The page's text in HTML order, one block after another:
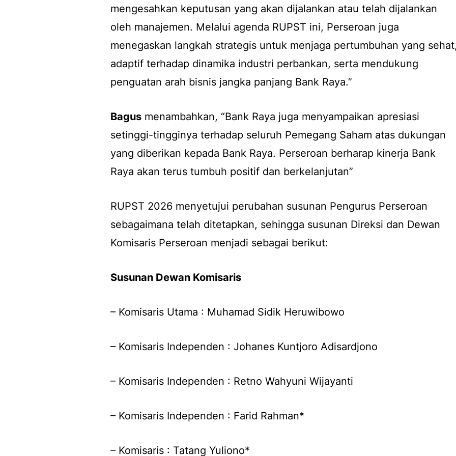
mengesahkan keputusan yang akan dijalankan atau telah dijalankan
oleh manajemen. Melalui agenda RUPST ini, Perseroan juga
menegaskan langkah strategis untuk menjaga pertumbuhan yang
adaptif terhadap dinamika industri perbankan, serta mendukung
penguatan arah bisnis jangka panjang Bank Raya.”
Bagus menambahkan, “Bank Raya juga menyampaikan apresiasi
setinggi-tingginya terhadap seluruh Pemegang Saham atas dukungan
yang diberikan kepada Bank Raya. Perseroan berharap kinerja Bank
Raya akan terus tumbuh positif dan berkelanjutan”
RUPST 2026 menyetujui perubahan susunan Pengurus Perseroan
sebagaimana telah ditetapkan, sehingga susunan Direksi dan Dewan
Komisaris Perseroan menjadi sebagai berikut:
Susunan Dewan Komisaris
– Komisaris Utama : Muhamad Sidik Heruwibowo
– Komisaris Independen : Johanes Kuntjoro Adisardjono
– Komisaris Independen : Retno Wahyuni Wijayanti
– Komisaris Independen : Farid Rahman*
– Komisaris : Tatang Yuliono*